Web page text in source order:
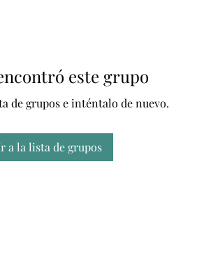
este grupo
de grupos e inténtalo de nuevo.
a la lista de grupos